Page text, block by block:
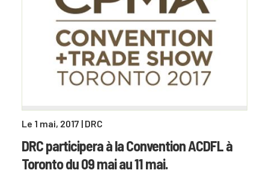
Le 1 mai, 2017 | DRC
DRC participera à la Convention ACDFL à
Toronto du 09 mai au 11 mai.